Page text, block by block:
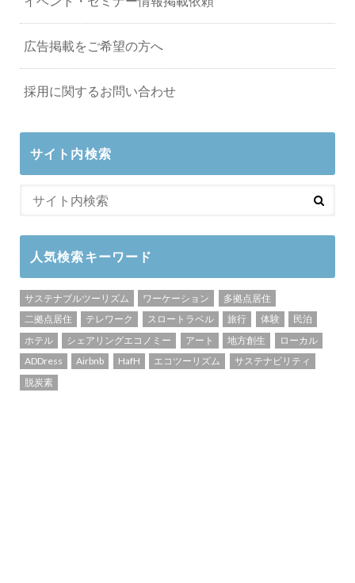
広告掲載をご希望の方へ
採用に関するお問い合わせ
サイト内検索
人気検索キーワード
サステナブルツーリズム ワーケーション
多拠点居住
二拠点居住
テレワーク スロートラベル 旅行 体験
民泊
ホテル
シェアリングエコノミー アート 地方創生
ローカル
ADDress
Airbnb HafH エコツーリズム
サステナビリティ
脱炭素